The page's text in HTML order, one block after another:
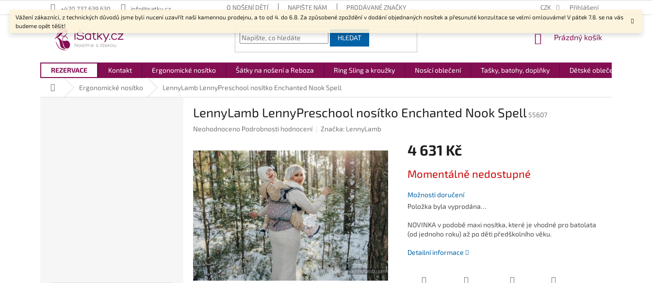
na
obsah
Vážení zákazníci, z technických důvodů jsme byli nuceni uzavřít naši kamennou prodejnu, a to od 4. do 6.8. Za způsobené zpoždění v dodání objednaných nosítek a přesunuté konzultace se velmi omlouváme! V pátek 7.8. se na vás
budeme opět těšit!
+420 737 639 630 info@isatky.cz O NOŠENÍ DĚTÍ NAPIŠTE NÁM PRODÁVANÉ ZNAČKY CZK Přihlášení
HLEDAT
NÁKUPNÍ
Prázdný košík
REZERVACE Kontakt Ergonomické nosítko Šátky na nošení a Reboza Ring Sling a kroužky Nosící oblečení Tašky, batohy, doplňky Dětské oblečení
Domů Ergonomické nosítko LennyLamb LennyPreschool nosítko Enchanted Nook Spell
LennyLamb LennyPreschool nosítko Enchanted Nook Spell55607
Průměrné
je
0,0
z
5
hvězdiček.
Neohodnoceno Podrobnosti hodnocení Značka: LennyLamb
4 631 Kč
cena:
Momentálně nedostupné
Možnosti doručení
Položka byla vyprodána…
NOVINKA v podobě maxi nosítka, které je vhodné pro batolata
(od jednoho roku) až po děti předškolního věku.
Detailní informace